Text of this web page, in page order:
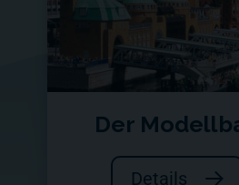
Der
Details